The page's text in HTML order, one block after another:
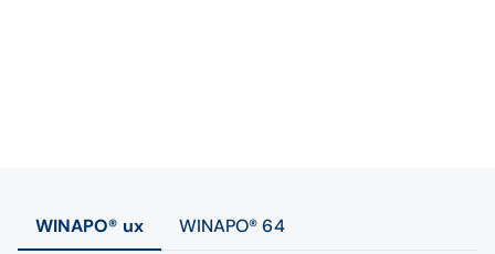
WINAPO® ux WINAPO® 64